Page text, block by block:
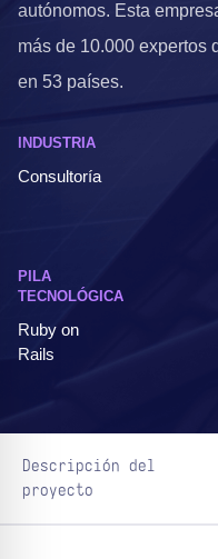
autónomos. Esta
más de 10.000 expertos
en 53 países.
INDUSTRIA
Consultoría
PILA
TECNOLÓGICA
Ruby on
Rails
Descripción del
proyecto